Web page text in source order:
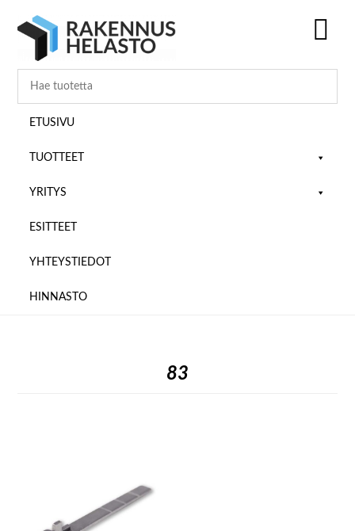
pääsisältöön
ensisijaiseen
alatunnisteeseen
ETUSIVU
TUOTTEET
YRITYS
ESITTEET
YHTEYSTIEDOT
HINNASTO
83